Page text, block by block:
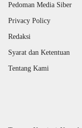
Pedoman Media Siber
Privacy Policy
Redaksi
Syarat dan Ketentuan
Tentang Kami